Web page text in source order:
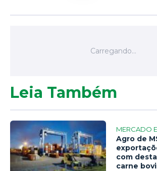
Leia Também
MERCADO
Agro de
com
carne